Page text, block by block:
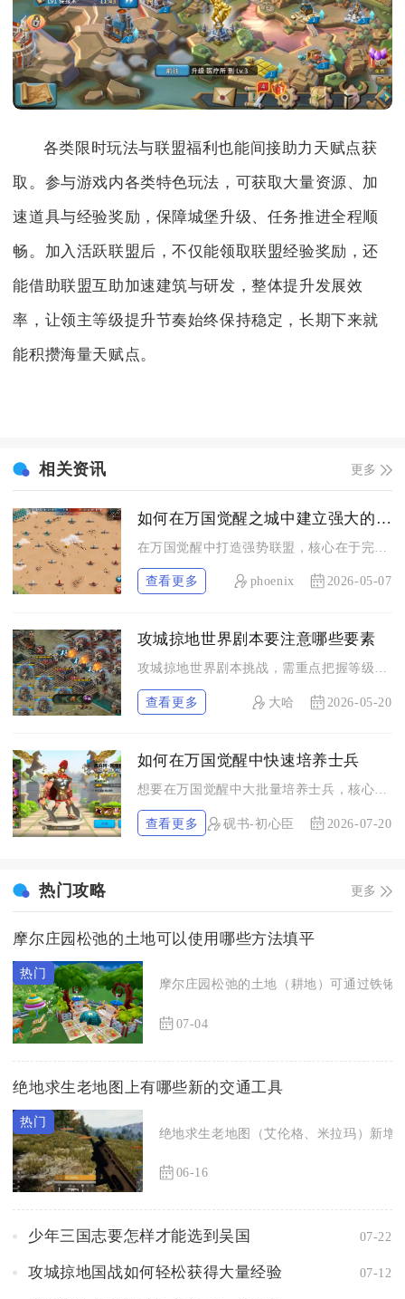
各类限时玩法与联盟福利也能间接助力天赋点获
取。参与游戏内各类特色玩法，可获取大量资源、加
速道具与经验奖励，保障城堡升级、任务推进全程顺
畅。加入活跃联盟后，不仅能领取联盟经验奖励，还
能借助联盟互助加速建筑与研发，整体提升发展效
率，让领主等级提升节奏始终保持稳定，长期下来就
能积攒海量天赋点。
相关资讯 更多
如何在万国觉醒之城中建立强大的联盟
查看更多 phoenix 2026-05-07
攻城掠地世界剧本要注意哪些要素
攻城掠地世界剧本挑战，需重点把握等级与难度解锁、武将与套装搭...
查看更多 大哈 2026-05-20
如何在万国觉醒中快速培养士兵
查看更多 砚书-初心臣 2026-07-20
热门攻略 更多
摩尔庄园松弛的土地可以使用哪些方法填平
摩尔庄园松弛的土地（耕地）可通过铁锹
07-04
绝地求生老地图上有哪些新的交通工具
绝地求生老地图（艾伦格、米拉玛）新增
06-16
少年三国志要怎样才能选到吴国 07-22
攻城掠地国战如何轻松获得大量经验 07-12